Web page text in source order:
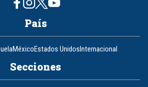
País
MéxicoEstados UnidosInternacional
Secciones